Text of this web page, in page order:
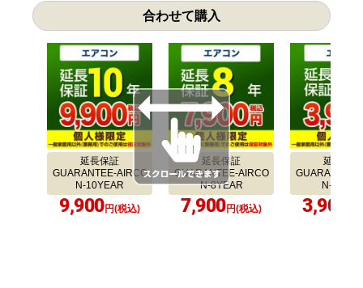
合わせて購入
延長保証
GUARANTEE-AIRCO
N-10YEAR
9,900円(税込)
延長保証
GUARANTEE-AIRCO
N-8YEAR
7,900円(税込)
延長保証
GUARANTEE-
N-
3,900